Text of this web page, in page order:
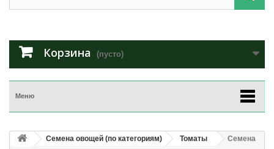
Корзина (пусто)
Меню
Семена овощей (по категориям) Томаты
Семена